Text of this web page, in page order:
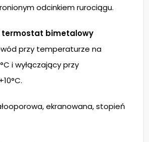
odcinkiem rurociągu.
termostat bimetalowy
przy temperaturze na
i wyłączający przy
ekranowana, stopień